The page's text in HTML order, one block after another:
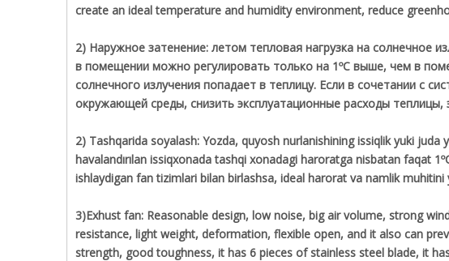
create an ideal temperature and humidity environment, reduce
2) Наружное затенение: летом тепловая нагрузка на солнечное
в помещении можно регулировать только на 1ºС выше, чем в
солнечного излучения попадает в теплицу. Если в сочетании с
окружающей среды, снизить эксплуатационные расходы теплицы,
2) Tashqarida soyalash: Yozda, quyosh nurlanishining issiqlik yuki
havalandırılan issiqxonada tashqi xonadagi haroratga nisbatan faqat
ishlaydigan fan tizimlari bilan birlashsa, ideal harorat va namlik
3)Exhust fan: Reasonable design, low noise, big air volume, strong
resistance, light weight, deformation, flexible open, and it also can
strength, good toughness, it has 6 pieces of stainless steel blade, it